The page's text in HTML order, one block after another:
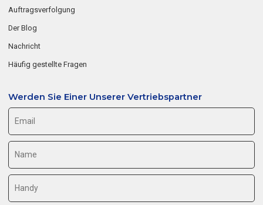
Auftragsverfolgung
Der Blog
Nachricht
Häufig gestellte Fragen
Werden Sie Einer Unserer Vertriebspartner